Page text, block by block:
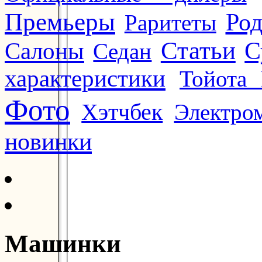
Премьеры Раритеты
Салоны Седан Статьи
характеристики Тойота
Фото Хэтчбек
новинки
Машинки